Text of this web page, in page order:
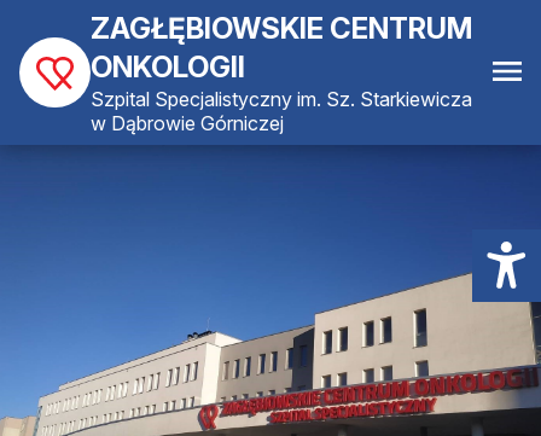
ZAGŁĘBIOWSKIE CENTRUM
ONKOLOGII
Szpital Specjalistyczny im. Sz. Starkiewicza
w Dąbrowie Górniczej